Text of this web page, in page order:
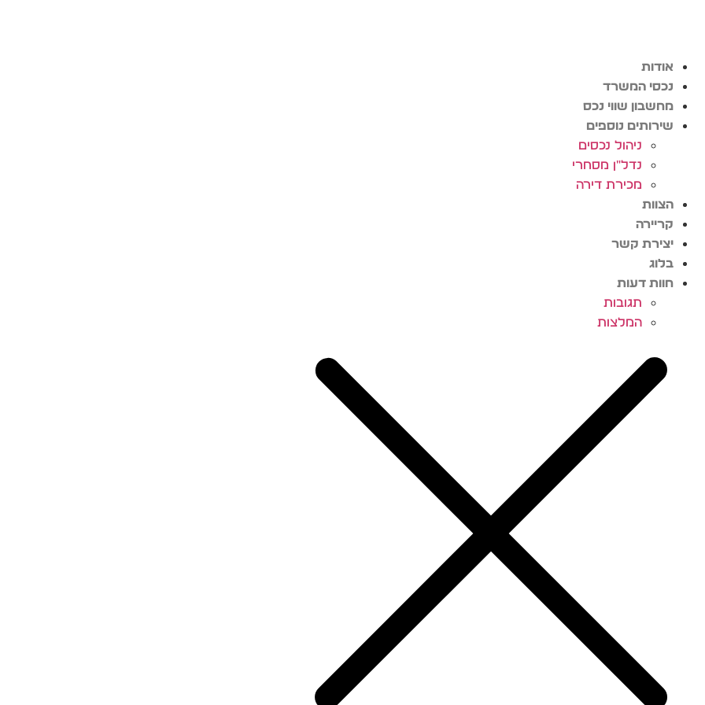
אודות
נכסי המשרד
מחשבון שווי נכס
שירותים נוספים
ניהול נכסים
נדל"ן מסחרי
מכירת דירה
הצוות
קריירה
יצירת קשר
בלוג
חוות דעות
תגובות
המלצות